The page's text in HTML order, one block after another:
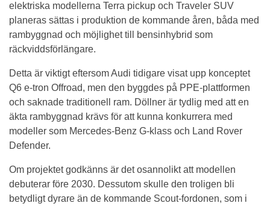
elektriska modellerna Terra pickup och Traveler SUV
planeras sättas i produktion de kommande åren, båda med
rambyggnad och möjlighet till bensinhybrid som
räckviddsförlängare.
Detta är viktigt eftersom Audi tidigare visat upp konceptet
Q6 e-tron Offroad, men den byggdes på PPE-plattformen
och saknade traditionell ram. Döllner är tydlig med att en
äkta rambyggnad krävs för att kunna konkurrera med
modeller som Mercedes-Benz G-klass och Land Rover
Defender.
Om projektet godkänns är det osannolikt att modellen
debuterar före 2030. Dessutom skulle den troligen bli
betydligt dyrare än de kommande Scout-fordonen, som i